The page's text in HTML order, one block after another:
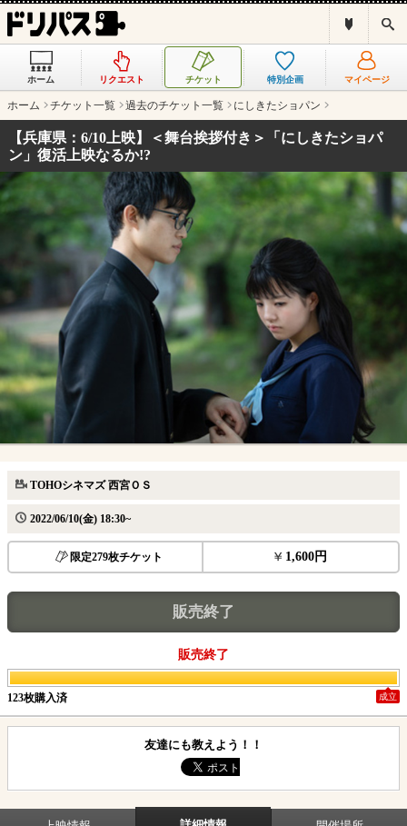
ス
ホーム リクエスト チケット 特別企画 マイページ
ホーム チケット一覧 過去のチケット一覧 にしきたショパン
【兵庫県：6/10上映】＜舞台挨拶付き＞「にしきたショパ
ン」復活上映なるか!?
TOHOシネマズ 西宮ＯＳ
2022/06/10(金) 18:30~
限定279枚チケット 1,600円
販売終了
販売終了
123枚購入済 成立
友達にも教えよう！！